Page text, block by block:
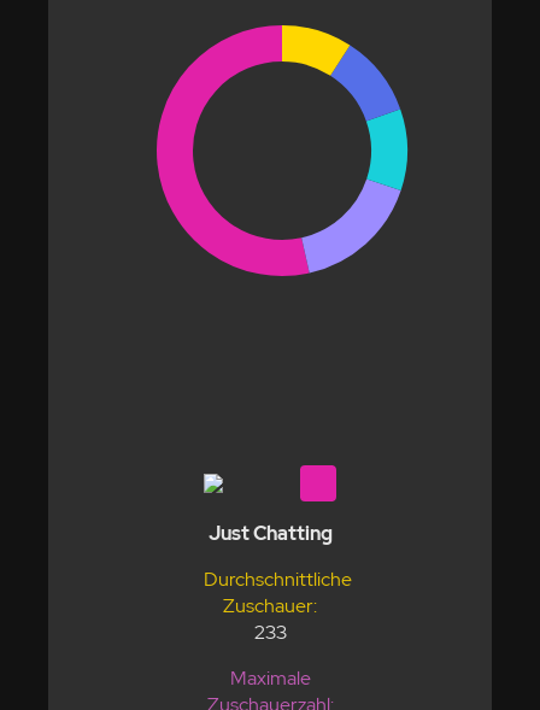
Just Chatting
Durchschnittliche
Zuschauer:
233
Maximale
Zuschauerzahl: